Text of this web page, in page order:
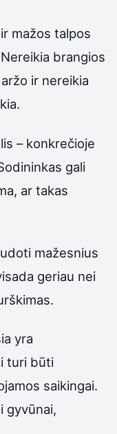
mažos talpos
brangios
ir nereikia
– konkrečioje
gali
ar takas
mažesnius
geriau nei
yra
turi būti
saikingai.
gyvūnai,